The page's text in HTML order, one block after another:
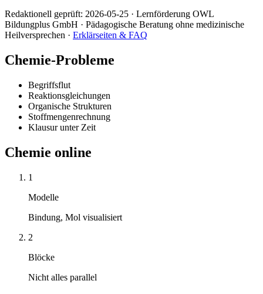
Redaktionell geprüft: 2026-05-25 · Lernförderung OWL
Bildungplus GmbH · Pädagogische Beratung ohne medizinische
Heilversprechen · Erklärseiten & FAQ
Chemie-Probleme
Begriffsflut
Reaktionsgleichungen
Organische Strukturen
Stoffmengenrechnung
Klausur unter Zeit
Chemie online
1
Modelle
Bindung, Mol visualisiert
2
Blöcke
Nicht alles parallel